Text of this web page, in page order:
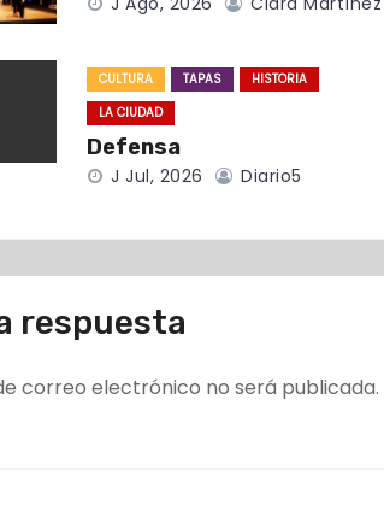
CULTURA TAPAS
HISTORIA
LA CIUDAD
Defensa
J Jul, 2026 Diario5
respuesta
correo electrónico no será publicada.